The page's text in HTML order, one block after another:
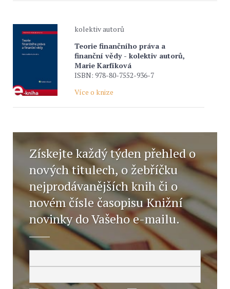
kolektiv autorů
Teorie finančního práva a
finanční vědy - kolektiv autorů,
Marie Karfíková
ISBN: 978-80-7552-936-7
Více o knize
Získejte každý týden přehled o
nových titulech, o žebříčku
nejprodávanějších knih či o
novém čísle časopisu Knižní
novinky do Vašeho e-mailu.